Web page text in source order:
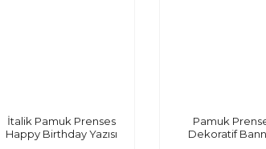
İtalik Pamuk Prenses
Happy Birthday Yazısı
Pamuk
Dekoratif